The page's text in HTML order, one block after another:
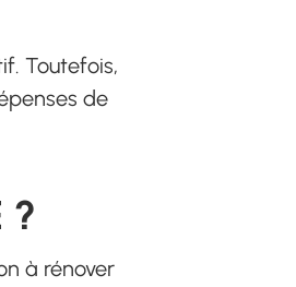
Toutefois,
de
?
à rénover